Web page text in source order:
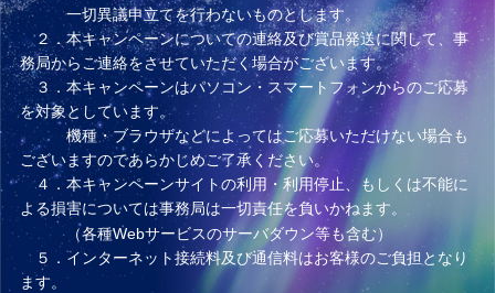
一切異議申立てを行わないものとします。
２．本キャンペーンについての連絡及び賞品発送に関して、事
務局からご連絡をさせていただく場合がございます。
３．本キャンペーンはパソコン・スマートフォンからのご応募
を対象としています。
機種・ブラウザなどによってはご応募いただけない場合も
ございますのであらかじめご了承ください。
４．本キャンペーンサイトの利用・利用停止、もしくは不能に
よる損害については事務局は一切責任を負いかねます。
（各種Webサービスのサーバダウン等も含む）
５．インターネット接続料及び通信料はお客様のご負担となり
ます。